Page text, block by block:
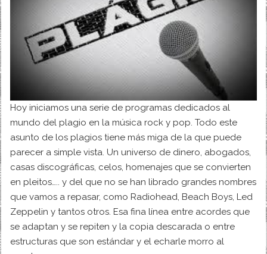
Hoy iniciamos una serie de programas dedicados al
mundo del plagio en la música rock y pop. Todo este
asunto de los plagios tiene más miga de la que puede
parecer a simple vista. Un universo de dinero, abogados,
casas discográficas, celos, homenajes que se convierten
en pleitos….. y del que no se han librado grandes nombres
que vamos a repasar, como Radiohead, Beach Boys, Led
Zeppelin y tantos otros. Esa fina línea entre acordes que
se adaptan y se repiten y la copia descarada o entre
estructuras que son estándar y el echarle morro al